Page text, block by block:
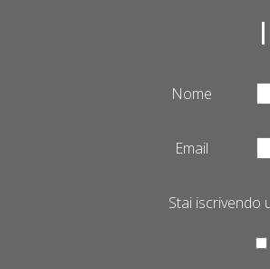
Nome
Email
Stai iscrivendo